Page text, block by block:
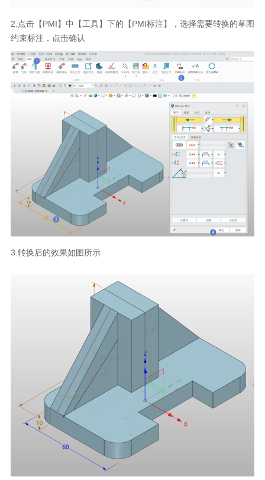
2.点击【PMI】中【工具】下的【PMI标注】，选择需要转换的草图
约束标注，点击确认
3.转换后的效果如图所示